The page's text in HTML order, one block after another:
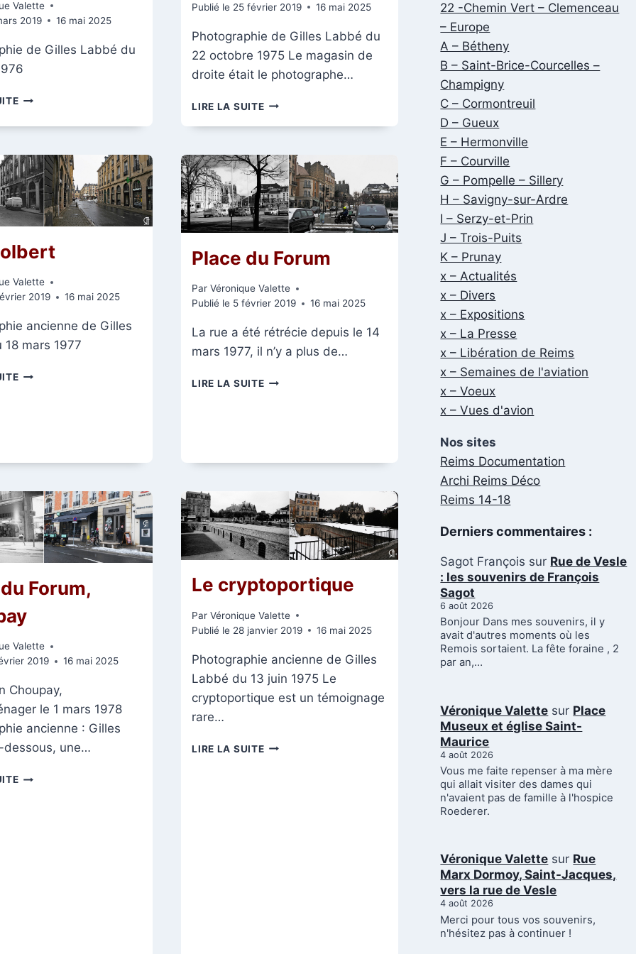
Valette
2019
16 mai 2025
de Gilles Labbé du
RUE
TELLIERS
Publié le 25 février 2019 16 mai 2025
Photographie de Gilles Labbé du
22 octobre 1975 Le magasin de
droite était le photographe…
LIRE LA SUITERUE
Valette
2019
16 mai 2025
ancienne de Gilles
mars 1977
RUE
Place du Forum
Par Véronique Valette
Publié le 5 février 2019 16 mai 2025
La rue a été rétrécie depuis le 14
mars 1977, il n’y a plus de…
LIRE LA SUITEPLACE
Forum,
Valette
2019
16 mai 2025
Choupay,
le 1 mars 1978
ancienne : Gilles
dessous, une…
PLACE
Le cryptoportique
Par Véronique Valette
Publié le 28 janvier 2019 16 mai 2025
Photographie ancienne de Gilles
Labbé du 13 juin 1975 Le
cryptoportique est un témoignage
rare…
LIRE LA SUITELE
22 -Chemin Vert – Clemenceau
– Europe
A – Bétheny
B – Saint-Brice-Courcelles –
Champigny
C – Cormontreuil
D – Gueux
E – Hermonville
F – Courville
G – Pompelle – Sillery
H – Savigny-sur-Ardre
I – Serzy-et-Prin
J – Trois-Puits
K – Prunay
x – Actualités
x – Divers
x – Expositions
x – La Presse
x – Libération de Reims
x – Semaines de l'aviation
x – Voeux
x – Vues d'avion
Nos sites
Reims Documentation
Archi Reims Déco
Reims 14-18
Derniers commentaires :
Sagot François sur Rue de Vesle
: les souvenirs de François
Sagot
6 août 2026
Bonjour Dans mes souvenirs, il y
avait d'autres moments où les
Remois sortaient. La fête foraine , 2
par an,…
Véronique Valette sur Place
Museux et église Saint-
Maurice
4 août 2026
Vous me faite repenser à ma mère
qui allait visiter des dames qui
n'avaient pas de famille à l'hospice
Roederer.
Véronique Valette sur Rue
Marx Dormoy, Saint-Jacques,
vers la rue de Vesle
4 août 2026
Merci pour tous vos souvenirs,
n'hésitez pas à continuer !